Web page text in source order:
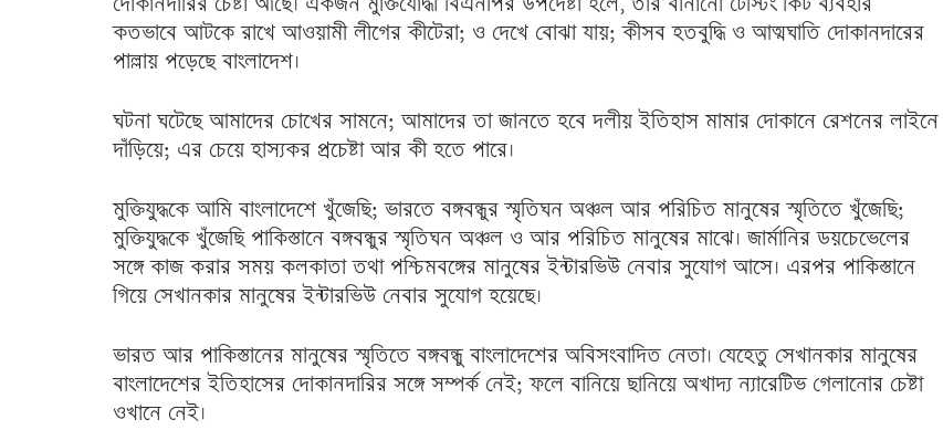
কতভাবে আটকে রাখে আওয়ামী লীগের কীটেরা; ও দেখে বোঝা যায়; কীসব হতবুদ্ধি ও আত্মঘাতি দোকানদারের
পাল্লায় পড়েছে বাংলাদেশ।
ঘটনা ঘটেছে আমাদের চোখের সামনে; আমাদের তা জানতে হবে দলীয় ইতিহাস মামার দোকানে রেশনের লাইনে
দাঁড়িয়ে; এর চেয়ে হাস্যকর প্রচেষ্টা আর কী হতে পারে।
মুক্তিযুদ্ধকে আমি বাংলাদেশে খুঁজেছি; ভারতে বঙ্গবন্ধুর স্মৃতিঘন অঞ্চল আর পরিচিত মানুষের স্মৃতিতে খুঁজেছি;
মুক্তিযুদ্ধকে খুঁজেছি পাকিস্তানে বঙ্গবন্ধুর স্মৃতিঘন অঞ্চল ও আর পরিচিত মানুষের মাঝে। জার্মানির ডয়চেভেলের
সঙ্গে কাজ করার সময় কলকাতা তথা পশ্চিমবঙ্গের মানুষের ইন্টারভিউ নেবার সুযোগ আসে। এরপর পাকিস্তানে
গিয়ে সেখানকার মানুষের ইন্টারভিউ নেবার সুযোগ হয়েছে।
ভারত আর পাকিস্তানের মানুষের স্মৃতিতে বঙ্গবন্ধু বাংলাদেশের অবিসংবাদিত নেতা। যেহেতু সেখানকার মানুষের
বাংলাদেশের ইতিহাসের দোকানদারির সঙ্গে সম্পর্ক নেই; ফলে বানিয়ে ছানিয়ে অখাদ্য ন্যারেটিভ গেলানোর চেষ্টা
ওখানে নেই।